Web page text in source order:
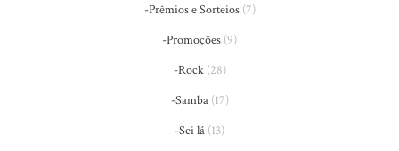
-Prêmios e Sorteios(7)
-Promoções (9)
-Rock(28)
-Samba(17)
-Sei lá (13)